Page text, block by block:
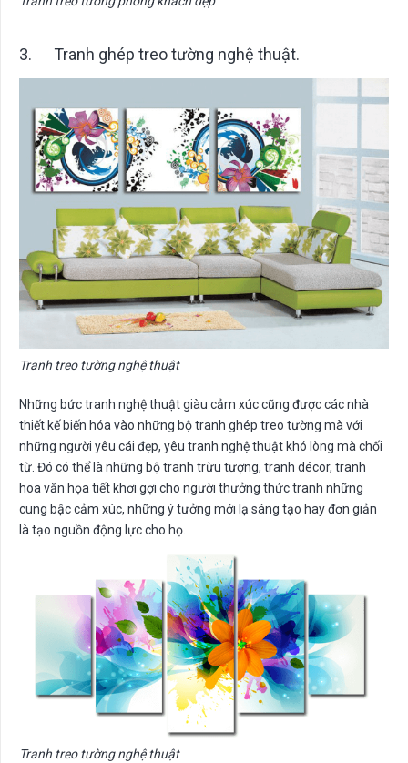
3. Tranh ghép treo tường nghệ thuật.
Tranh treo tường nghệ thuật
Những bức tranh nghệ thuật giàu cảm xúc cũng được các nhà
thiết kế biến hóa vào những bộ tranh ghép treo tường mà với
những người yêu cái đẹp, yêu tranh nghệ thuật khó lòng mà chối
từ. Đó có thể là những bộ tranh trừu tượng, tranh décor, tranh
hoa văn họa tiết khơi gợi cho người thưởng thức tranh những
cung bậc cảm xúc, những ý tưởng mới lạ sáng tạo hay đơn giản
là tạo nguồn động lực cho họ.
Tranh treo tường nghệ thuật